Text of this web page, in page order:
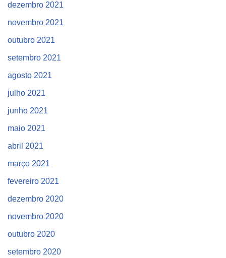
dezembro 2021
novembro 2021
outubro 2021
setembro 2021
agosto 2021
julho 2021
junho 2021
maio 2021
abril 2021
março 2021
fevereiro 2021
dezembro 2020
novembro 2020
outubro 2020
setembro 2020